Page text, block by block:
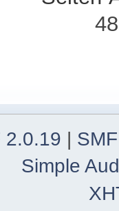
2.0.19 |
Simple